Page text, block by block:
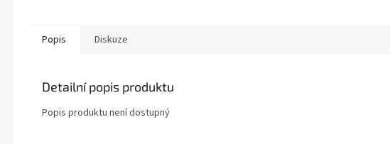
Popis Diskuze
Detailní popis produktu
Popis produktu není dostupný